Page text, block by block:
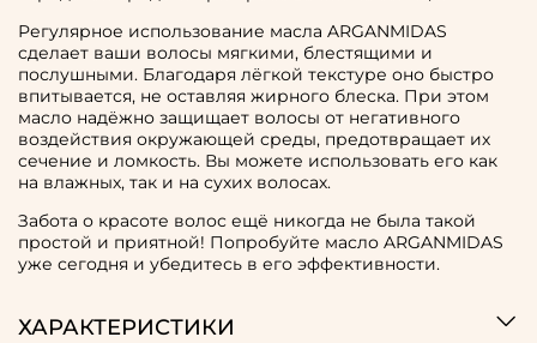
Регулярное использование масла ARGANMIDAS
сделает ваши волосы мягкими, блестящими и
послушными. Благодаря лёгкой текстуре оно быстро
впитывается, не оставляя жирного блеска. При этом
масло надёжно защищает волосы от негативного
воздействия окружающей среды, предотвращает их
сечение и ломкость. Вы можете использовать его как
на влажных, так и на сухих волосах.
Забота о красоте волос ещё никогда не была такой
простой и приятной! Попробуйте масло ARGANMIDAS
уже сегодня и убедитесь в его эффективности.
ХАРАКТЕРИСТИКИ